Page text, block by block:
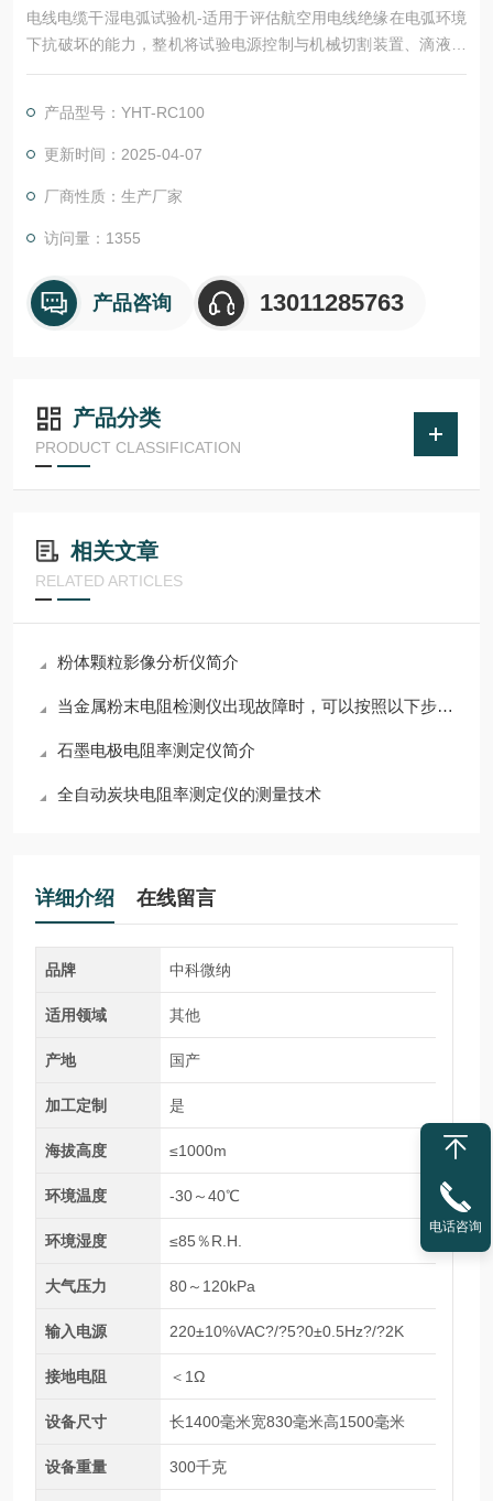
电线电缆干湿电弧试验机-适用于评估航空用电线绝缘在电弧环境
下抗破坏的能力，整机将试验电源控制与机械切割装置、滴液装
置有机结合，采用10寸高清触摸屏参数化控制；整个装置采用西
是一台专业的电线耐电弧测试设备。
产品型号：YHT-RC100
更新时间：2025-04-07
厂商性质：生产厂家
访问量：1355
产品咨询 13011285763
产品分类
PRODUCT CLASSIFICATION
相关文章
RELATED ARTICLES
粉体颗粒影像分析仪简介
当金属粉末电阻检测仪出现故障时，可以按照以下步骤进行检修
石墨电极电阻率测定仪简介
全自动炭块电阻率测定仪的测量技术
详细介绍 在线留言
品牌 中科微纳
适用领域 其他
产地 国产
加工定制 是
海拔高度 ≤1000m
环境温度 -30～40℃
环境湿度 ≤85％R.H.
大气压力 80～120kPa
输入电源 220±10%VAC?/?5?0±0.5Hz?/?2K
接地电阻 ＜1Ω
设备尺寸 长1400毫米宽830毫米高1500毫米
设备重量 300千克
电话咨询